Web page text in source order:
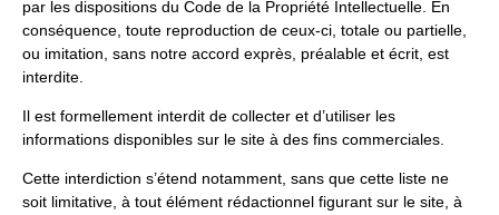
par les dispositions du Code de la Propriété Intellectuelle. En
conséquence, toute reproduction de ceux-ci, totale ou partielle,
ou imitation, sans notre accord exprès, préalable et écrit, est
interdite.
Il est formellement interdit de collecter et d’utiliser les
informations disponibles sur le site à des fins commerciales.
Cette interdiction s’étend notamment, sans que cette liste ne
soit limitative, à tout élément rédactionnel figurant sur le site, à